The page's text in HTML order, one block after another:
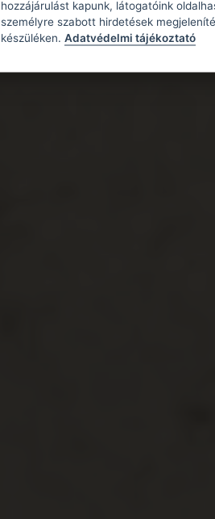
hozzájárulást kapunk, látogatóink
személyre szabott hirdetések
készüléken. Adatvédelmi tájékoztató